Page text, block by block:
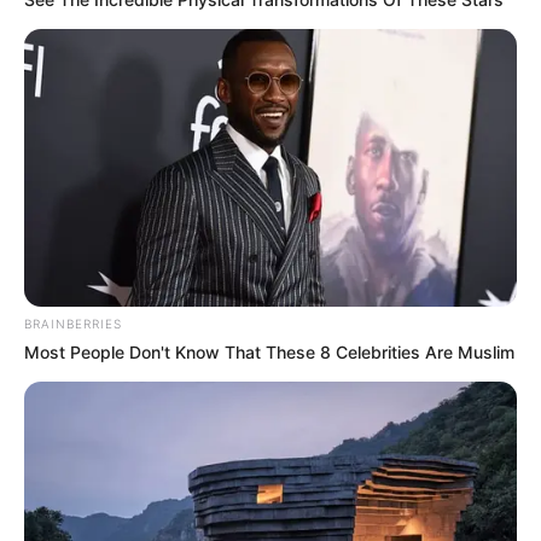
mengharuskan pengguna untuk melakukan proses login.
BRAINBERRIES
Most People Don't Know That These 8 Celebrities Are Muslim